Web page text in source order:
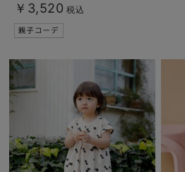
￥3,520 税込